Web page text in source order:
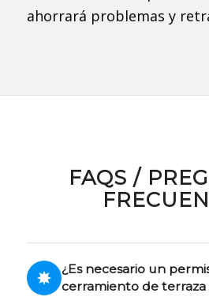
ahorrará problemas y
FAQS /
¿Es necesario un
cerramiento de terraza